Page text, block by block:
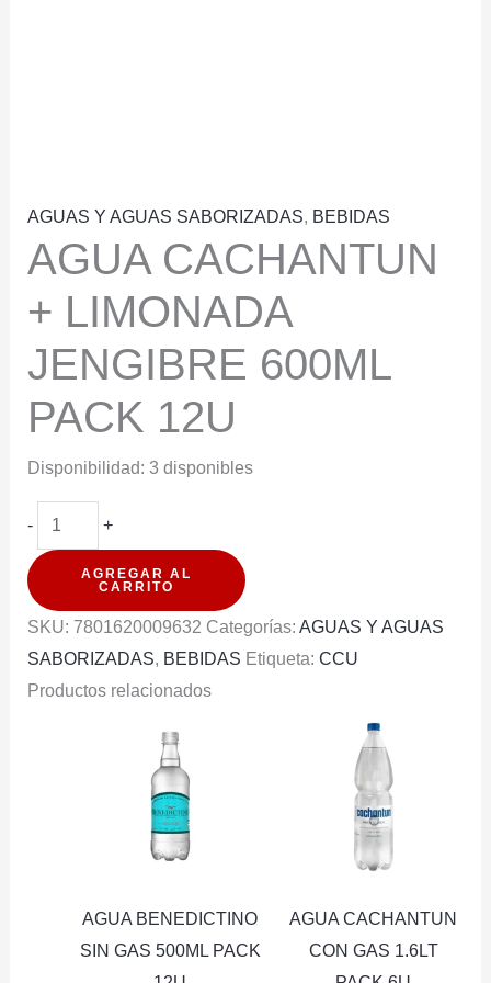
AGUAS Y AGUAS SABORIZADAS, BEBIDAS
AGUA CACHANTUN
+ LIMONADA
JENGIBRE 600ML
PACK 12U
Disponibilidad: 3 disponibles
-
AGUA
CACHANTUN
LIMONADA
+
AGREGAR AL
CARRITO
SKU: 7801620009632 Categorías: AGUAS Y AGUAS
SABORIZADAS, BEBIDAS Etiqueta: CCU
Productos relacionados
AGUA BENEDICTINO
SIN GAS 500ML PACK
AGUA CACHANTUN
CON GAS 1.6LT